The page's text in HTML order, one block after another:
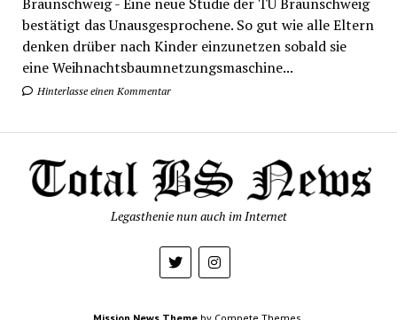
Braunschweig - Eine neue Studie der TU Braunschweig
bestätigt das Unausgesprochene. So gut wie alle Eltern
denken drüber nach Kinder einzunetzen sobald sie
eine Weihnachtsbaumnetzungsmaschine...
Hinterlasse einen Kommentar
Legasthenie nun auch im Internet